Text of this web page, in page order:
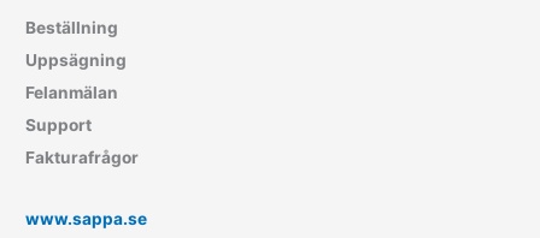
Beställning
Uppsägning
Felanmälan
Support
Fakturafrågor
www.sappa.se